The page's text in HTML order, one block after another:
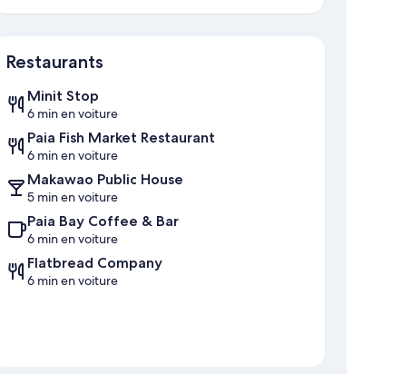
Restaurants
Minit Stop
6 min en voiture
Paia Fish Market Restaurant
6 min en voiture
Makawao Public House
5 min en voiture
Paia Bay Coffee & Bar
6 min en voiture
Flatbread Company
6 min en voiture